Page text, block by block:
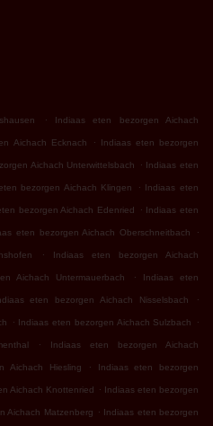
. Indiaas eten bezorgen Aichach
Aichach Ecknach . Indiaas eten bezorgen
Aichach Unterwittelsbach . Indiaas eten
bezorgen Aichach Klingen . Indiaas eten
bezorgen Aichach Edenried . Indiaas eten
eten bezorgen Aichach Oberschneitbach .
. Indiaas eten bezorgen Aichach
Aichach Untermauerbach . Indiaas eten
eten bezorgen Aichach Nisselsbach .
. Indiaas eten bezorgen Aichach Sulzbach .
. Indiaas eten bezorgen Aichach
Aichach Hiesling . Indiaas eten bezorgen
Aichach Knottenried . Indiaas eten bezorgen
Aichach Matzenberg . Indiaas eten bezorgen